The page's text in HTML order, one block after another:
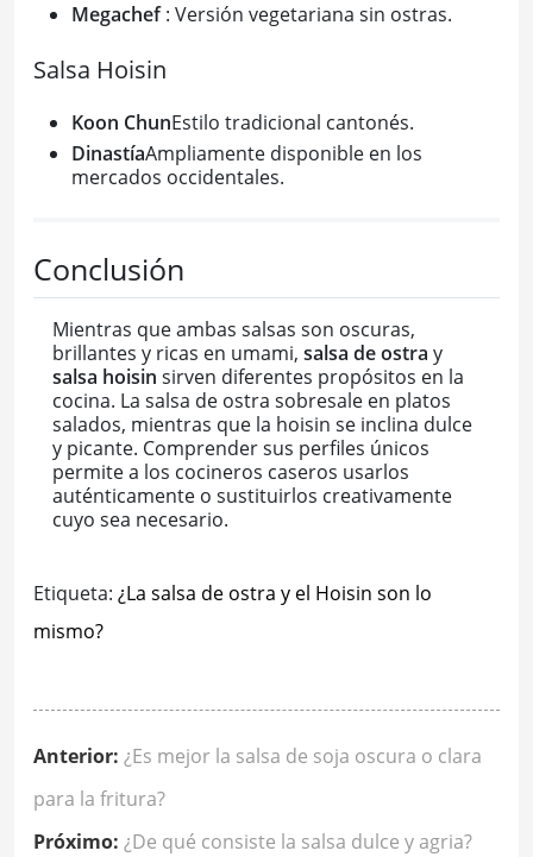
Megachef: Versión vegetariana sin ostras.
Salsa Hoisin
Koon ChunEstilo tradicional cantonés.
DinastíaAmpliamente disponible en los
mercados occidentales.
Conclusión
Mientras que ambas salsas son oscuras,
brillantes y ricas en umami, salsa de ostra y
salsa hoisin sirven diferentes propósitos en la
cocina. La salsa de ostra sobresale en platos
salados, mientras que la hoisin se inclina dulce
y picante. Comprender sus perfiles únicos
permite a los cocineros caseros usarlos
auténticamente o sustituirlos creativamente
cuyo sea necesario.
Etiqueta: ¿La salsa de ostra y el Hoisin son lo
mismo?
Anterior: ¿Es mejor la salsa de soja oscura o clara
para la fritura?
Próximo: ¿De qué consiste la salsa dulce y agria?